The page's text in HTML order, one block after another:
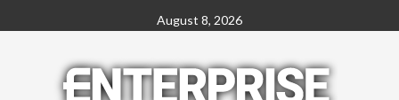
to
August 8, 2026